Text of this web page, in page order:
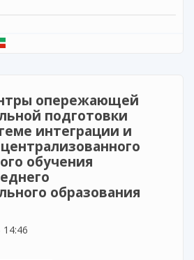
конференция «Современные
опережающей
подготовки
интеграции и
обучения
образования